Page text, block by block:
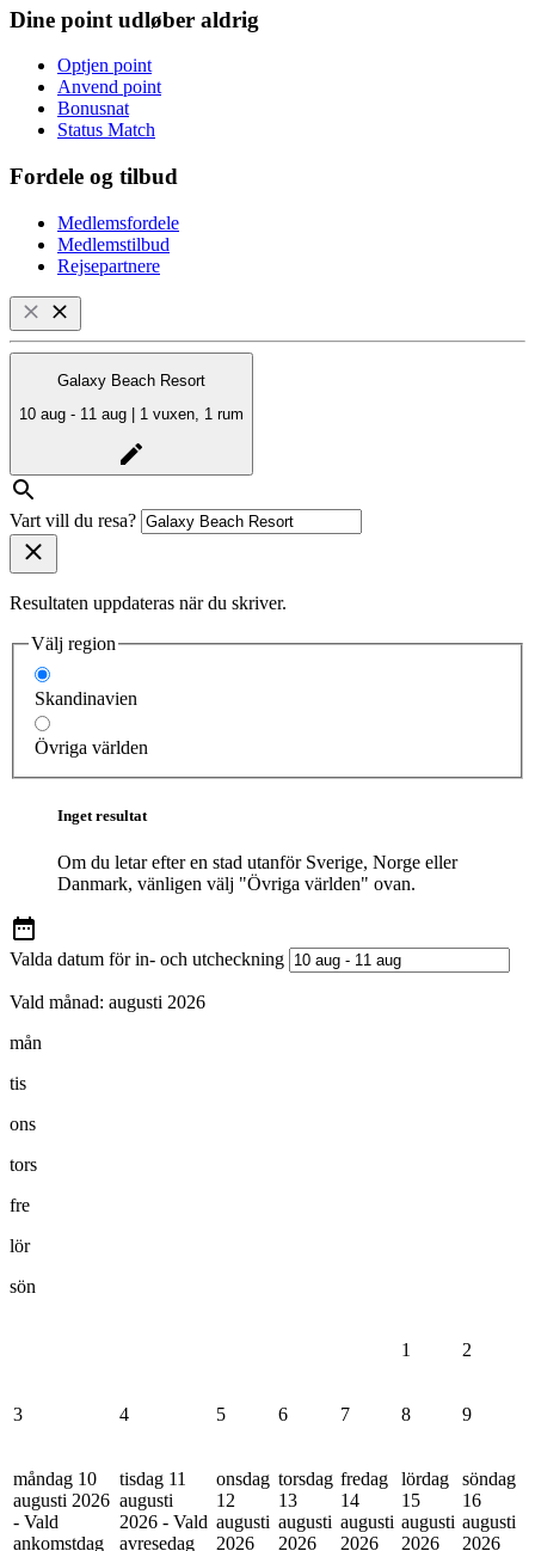
Dine point udløber aldrig
Optjen point
Anvend point
Bonusnat
Status Match
Fordele og tilbud
Medlemsfordele
Medlemstilbud
Rejsepartnere
Galaxy Beach Resort
10 aug - 11 aug | 1 vuxen, 1 rum
Vart vill du resa?
Resultaten uppdateras när du skriver.
Välj region
Skandinavien
Övriga världen
Inget resultat
Om du letar efter en stad utanför Sverige, Norge eller
Danmark, vänligen välj "Övriga världen" ovan.
Valda datum för in- och utcheckning
Vald månad: augusti 2026
mån
tis
ons
tors
fre
lör
sön
1 2
3 4 5 6 7 8 9
måndag 10
augusti 2026
- Vald
ankomstdag
tisdag 11
augusti
2026 - Vald
avresedag
onsdag
12
augusti
2026
torsdag
13
augusti
2026
fredag
14
augusti
2026
lördag
15
augusti
2026
söndag
16
augusti
2026